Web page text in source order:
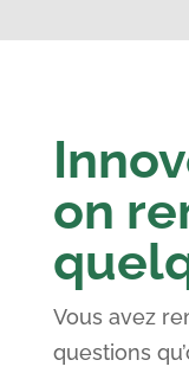
on
Vous avez
questions